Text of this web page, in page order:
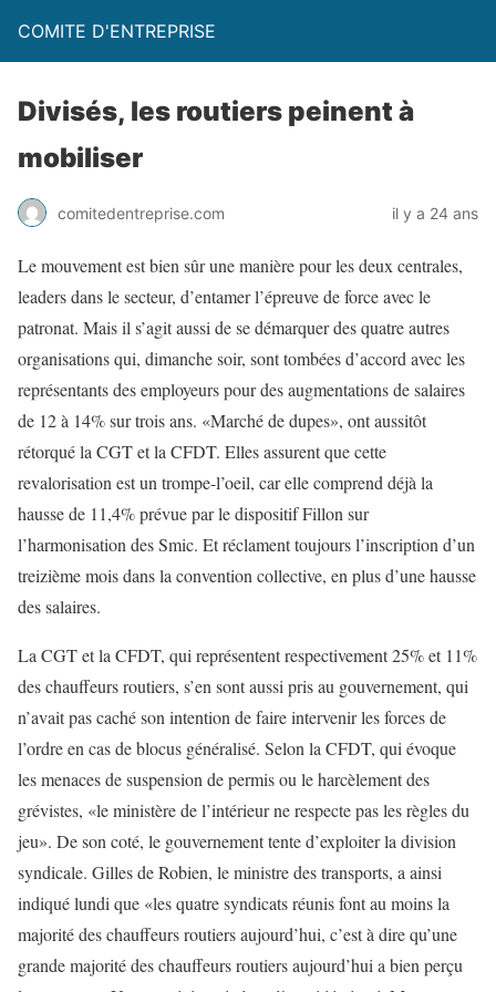
COMITE D'ENTREPRISE
Divisés, les routiers peinent à
mobiliser
comitedentreprise.com il y a 24 ans
Le mouvement est bien sûr une manière pour les deux centrales,
leaders dans le secteur, d’entamer l’épreuve de force avec le
patronat. Mais il s’agit aussi de se démarquer des quatre autres
organisations qui, dimanche soir, sont tombées d’accord avec les
représentants des employeurs pour des augmentations de salaires
de 12 à 14% sur trois ans. «Marché de dupes», ont aussitôt
rétorqué la CGT et la CFDT. Elles assurent que cette
revalorisation est un trompe-l’oeil, car elle comprend déjà la
hausse de 11,4% prévue par le dispositif Fillon sur
l’harmonisation des Smic. Et réclament toujours l’inscription d’un
treizième mois dans la convention collective, en plus d’une hausse
des salaires.
La CGT et la CFDT, qui représentent respectivement 25% et 11%
des chauffeurs routiers, s’en sont aussi pris au gouvernement, qui
n’avait pas caché son intention de faire intervenir les forces de
l’ordre en cas de blocus généralisé. Selon la CFDT, qui évoque
les menaces de suspension de permis ou le harcèlement des
grévistes, «le ministère de l’intérieur ne respecte pas les règles du
jeu». De son coté, le gouvernement tente d’exploiter la division
syndicale. Gilles de Robien, le ministre des transports, a ainsi
indiqué lundi que «les quatre syndicats réunis font au moins la
majorité des chauffeurs routiers aujourd’hui, c’est à dire qu’une
grande majorité des chauffeurs routiers aujourd’hui a bien perçu